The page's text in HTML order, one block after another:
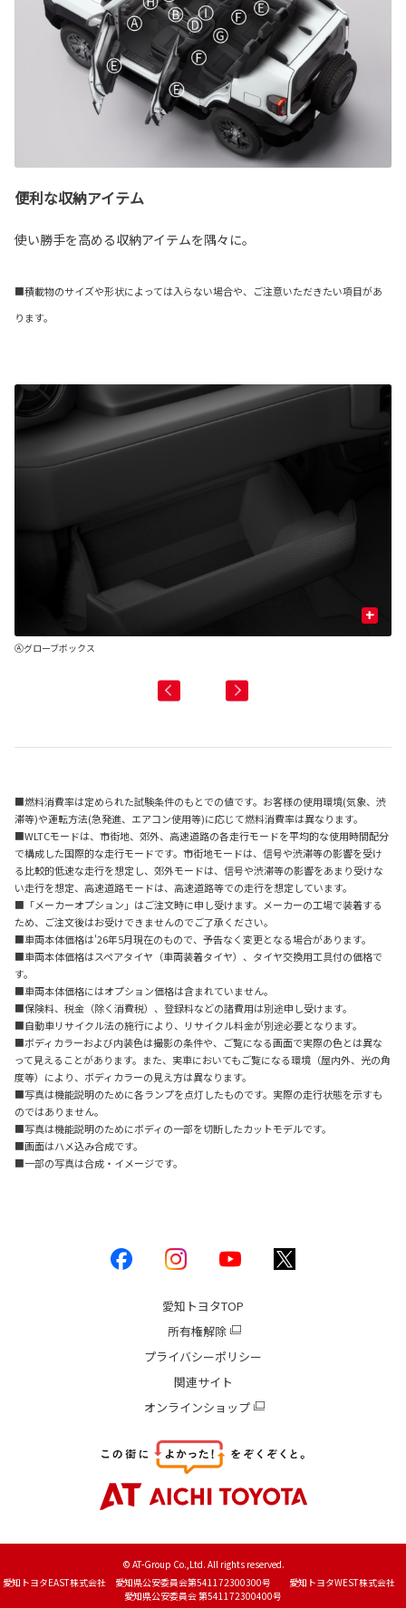
便利な収納アイテム
使い勝手を高める収納アイテムを隅々に。
■積載物のサイズや形状によっては入らない場合や、ご注意いただきたい項目があ
ります。
+
Ⓐグローブボックス
■燃料消費率は定められた試験条件のもとでの値です。お客様の使用環境(気象、渋
滞等)や運転方法(急発進、エアコン使用等)に応じて燃料消費率は異なります。
■WLTCモードは、市街地、郊外、高速道路の各走行モードを平均的な使用時間配分
で構成した国際的な走行モードです。市街地モードは、信号や渋滞等の影響を受け
る比較的低速な走行を想定し、郊外モードは、信号や渋滞等の影響をあまり受けな
い走行を想定、高速道路モードは、高速道路等での走行を想定しています。
■「メーカーオプション」はご注文時に申し受けます。メーカーの工場で装着する
ため、ご注文後はお受けできませんのでご了承ください。
■車両本体価格は'26年5月現在のもので、予告なく変更となる場合があります。
■車両本体価格はスペアタイヤ（車両装着タイヤ）、タイヤ交換用工具付の価格で
す。
■車両本体価格にはオプション価格は含まれていません。
■保険料、税金（除く消費税）、登録料などの諸費用は別途申し受けます。
■自動車リサイクル法の施行により、リサイクル料金が別途必要となります。
■ボディカラーおよび内装色は撮影の条件や、ご覧になる画面で実際の色とは異な
って見えることがあります。また、実車においてもご覧になる環境（屋内外、光の角
度等）により、ボディカラーの見え方は異なります。
■写真は機能説明のために各ランプを点灯したものです。実際の走行状態を示すも
のではありません。
■写真は機能説明のためにボディの一部を切断したカットモデルです。
■画面はハメ込み合成です。
■一部の写真は合成・イメージです。
愛知トヨタTOP
所有権解除
プライバシーポリシー
関連サイト
オンラインショップ
© AT-Group Co.,Ltd. All rights reserved.
愛知トヨタEAST株式会社 愛知県公安委員会第541172300300号 愛知トヨタWEST株式会社
愛知県公安委員会 第541172300400号